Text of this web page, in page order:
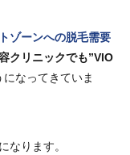
ゾーンへの脱毛需要
クリニックでも”VIO
になってきていま
なります。